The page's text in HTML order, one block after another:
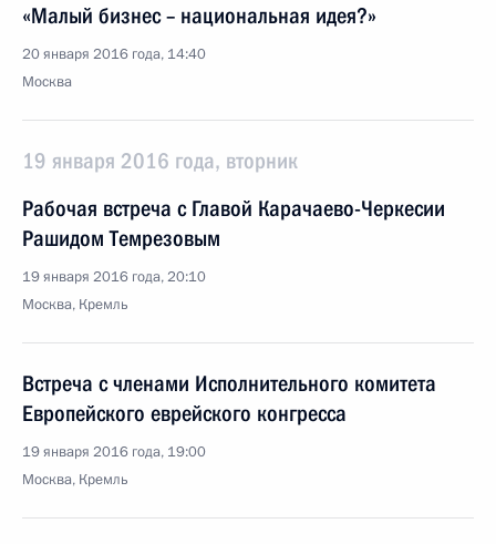
«Малый бизнес – национальная идея?»
20 января 2016 года, 14:40
Москва
19 января 2016 года, вторник
Рабочая встреча с Главой Карачаево-Черкесии
Рашидом Темрезовым
19 января 2016 года, 20:10
Москва, Кремль
Встреча с членами Исполнительного комитета
Европейского еврейского конгресса
19 января 2016 года, 19:00
Москва, Кремль